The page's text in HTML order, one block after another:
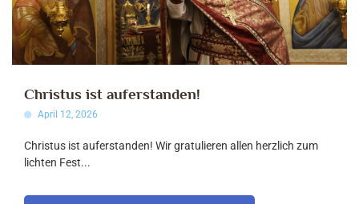
Christus ist auferstanden!
April 12, 2026
Christus ist auferstanden! Wir gratulieren allen herzlich zum
lichten Fest...